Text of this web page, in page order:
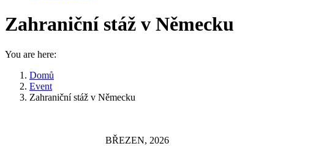
Zahraniční stáž v Německu
You are here:
Domů
Event
Zahraniční stáž v Německu
BŘEZEN, 2026